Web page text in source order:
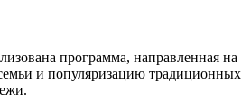
программа, направленная на
и популяризацию традиционных